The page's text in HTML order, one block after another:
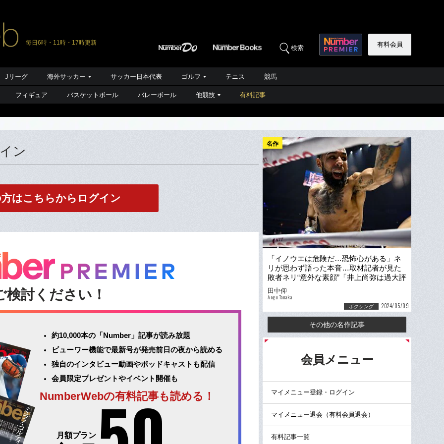
毎日6時・11時・17時更新
検索 有料会員
Jリーグ 海外サッカー サッカー日本代表 ゴルフ テニス 競馬
フィギュア バスケットボール バレーボール 他競技 有料記事
ン
はこちらからログイン
検討ください！
約10,000本の「Number」記事が読み放題
ビューワー機能で最新号が発売前日の夜から読める
独自のインタビュー動画やポッドキャストも配信
会員限定プレゼントやイベント開催も
NumberWebの有料記事も読める！
月額プラン
名作
「イノウエは危険だ…恐怖心がある」ネ
リが思わず語った本音…取材記者が見た
敗者ネリ“意外な素顔”「井上尚弥は過大評
価されている」発言のウラ側
田中仰
Aogu Tanaka
ボクシング 2024/05/09
その他の名作記事
会員メニュー
マイメニュー登録・ログイン
マイメニュー退会（有料会員退会）
有料記事一覧